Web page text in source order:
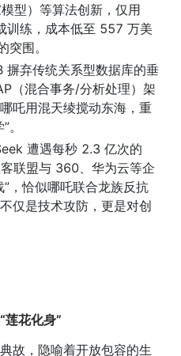
型）等算法创新，仅用
训练，成本低至 557 万美
突围。
摒弃传统关系型数据库的垂
（混合事务/分析处理）架
吒用混天绫搅动东海，重
遭遇每秒 2.3 亿次的
联盟与 360、华为云等企
，恰似哪吒联合龙族反抗
仅是技术攻防，更是对创
莲花化身”
故，隐喻着开放包容的生